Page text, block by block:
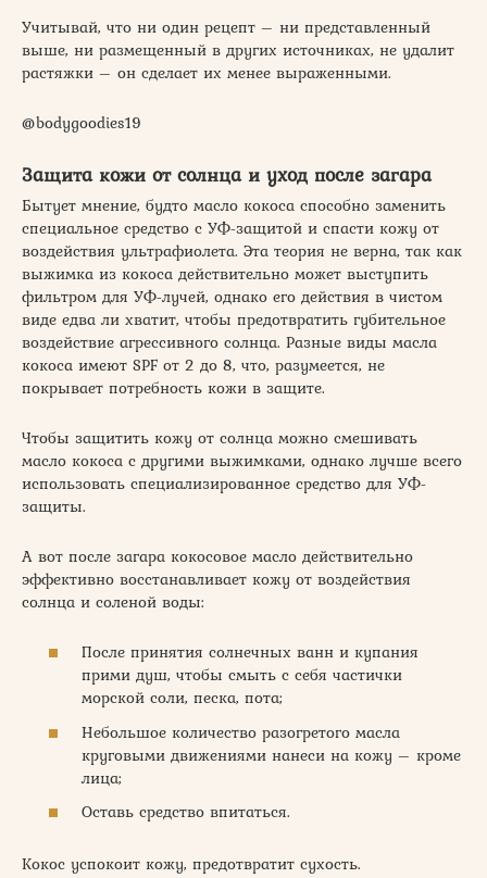
Учитывай, что ни один рецепт – ни представленный
выше, ни размещенный в других источниках, не удалит
растяжки – он сделает их менее выраженными.
@bodygoodies19
Защита кожи от солнца и уход после загара
Бытует мнение, будто масло кокоса способно заменить
специальное средство с УФ-защитой и спасти кожу от
воздействия ультрафиолета. Эта теория не верна, так как
выжимка из кокоса действительно может выступить
фильтром для УФ-лучей, однако его действия в чистом
виде едва ли хватит, чтобы предотвратить губительное
воздействие агрессивного солнца. Разные виды масла
кокоса имеют SPF от 2 до 8, что, разумеется, не
покрывает потребность кожи в защите.
Чтобы защитить кожу от солнца можно смешивать
масло кокоса с другими выжимками, однако лучше всего
использовать специализированное средство для УФ-
защиты.
А вот после загара кокосовое масло действительно
эффективно восстанавливает кожу от воздействия
солнца и соленой воды:
После принятия солнечных ванн и купания
прими душ, чтобы смыть с себя частички
морской соли, песка, пота;
Небольшое количество разогретого масла
круговыми движениями нанеси на кожу – кроме
лица;
Оставь средство впитаться.
Кокос успокоит кожу, предотвратит сухость.